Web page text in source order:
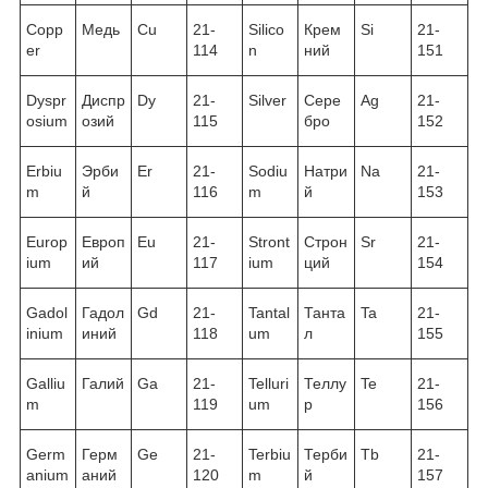
Copp
er
Медь Cu
21-
114
Silico
n
Крем
ний
Si
21-
151
Dyspr
osium
Диспр
озий
Dy
21-
115
Silver
Сере
бро
Ag
21-
152
Erbiu
m
Эрби
й
Er
21-
116
Sodiu
m
Натри
й
Na
21-
153
Europ
ium
Европ
ий
Eu
21-
117
Stront
ium
Строн
ций
Sr
21-
154
Gadol
inium
Гадол
иний
Gd
21-
118
Tantal
um
Танта
л
Ta
21-
155
Galliu
m
Галий Ga
21-
119
Telluri
um
Теллу
р
Te
21-
156
Germ
anium
Герм
аний
Ge
21-
120
Terbiu
m
Терби
й
Tb
21-
157